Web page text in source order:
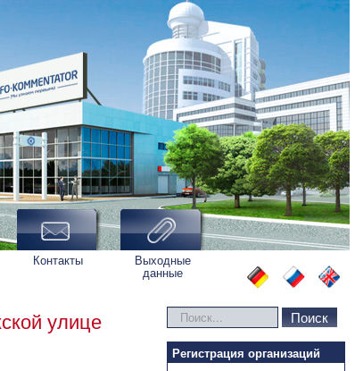
Контакты Выходные
данные
улице
Искать... Поиск
Регистрация организаций